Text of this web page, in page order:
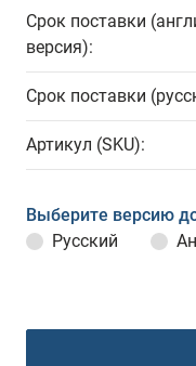
Срок поставки
версия):
Срок поставки
Артикул (SKU):
Выберите версию
Русский